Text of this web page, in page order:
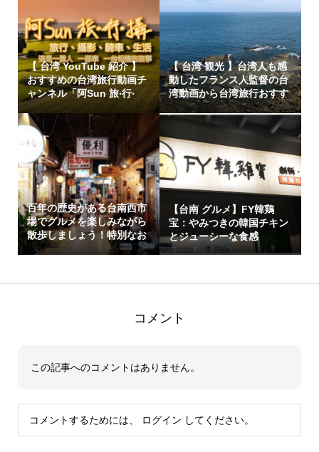
【 台湾 YouTube 紹介 】
おすすめの台湾旅行動画チ
ャンネル「阿Sun 旅‧行‧
攝」
【 台湾 観光 】台湾人も感
動したフランス人監督の台
湾動画から台湾旅行おすす
めス...
百年の歴史がある台南西市
場でグルメを楽しみながら
散歩しましょう！特別なお
店を8...
【台南 グルメ】FY韓鶏
宝：やみつきの韓国チキン
とジューシーな食感
コメント
この記事へのコメントはありません。
コメントするためには、 ログイン してください。